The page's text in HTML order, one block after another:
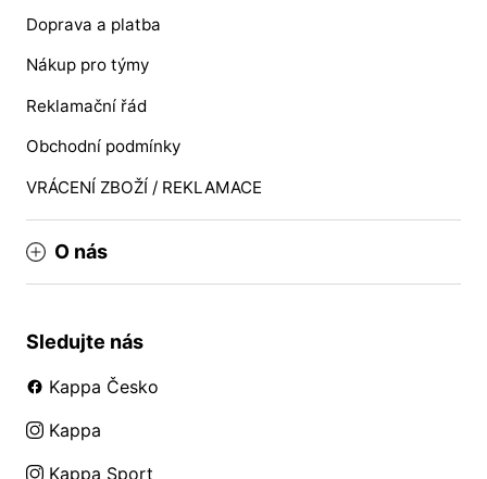
Doprava a platba
Nákup pro týmy
Reklamační řád
Obchodní podmínky
VRÁCENÍ ZBOŽÍ / REKLAMACE
O nás
Sledujte nás
Kappa Česko
Kappa
Kappa Sport